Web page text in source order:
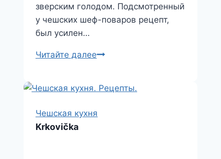
зверским голодом. Подсмотренный
у чешских шеф-поваров рецепт,
был усилен…
Читайте далееКуриный
чешски
Чешская кухня
Krkovička